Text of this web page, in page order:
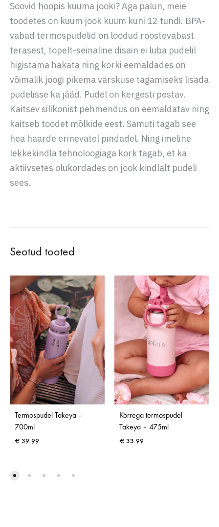
Soovid hoopis kuuma jooki? Aga palun, meie
toodetes on kuum jook kuum kuni 12 tundi. BPA-
vabad termospudelid on loodud roostevabast
terasest, topelt-seinaline disain ei luba pudelil
higistama hakata ning korki eemaldades on
võimalik joogi pikema värskuse tagamiseks lisada
pudelisse ka jääd. Pudel on kergesti pestav.
Kaitsev silikonist pehmendus on eemaldatav ning
kaitseb toodet mõlkide eest. Samuti tagab see
hea haarde erinevatel pindadel. Ning imeline
lekkekindla tehnoloogiaga kork tagab, et ka
aktiivsetes olukordades on jook kindlalt pudeli
sees.
Seotud tooted
Termospudel Takeya –
700ml
€ 39.99
Kõrrega termospudel
Takeya – 475ml
€ 33.99